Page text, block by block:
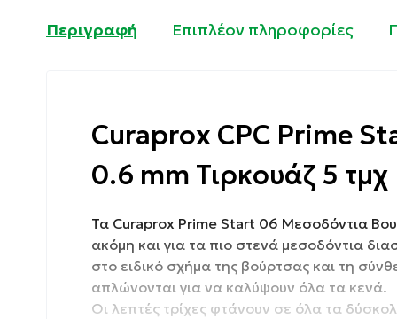
Περιγραφή Επιπλέον πληροφορίες
Curaprox CPC Prime
0.6 mm Τιρκουάζ 5 τμχ
Τα Curaprox Prime Start 06 Μεσοδόντια
ακόμη και για τα πιο στενά μεσοδόντια
στο ειδικό σχήμα της βούρτσας και τη
απλώνονται για να καλύψουν όλα τα κενά.
Οι λεπτές τρίχες φτάνουν σε όλα τα